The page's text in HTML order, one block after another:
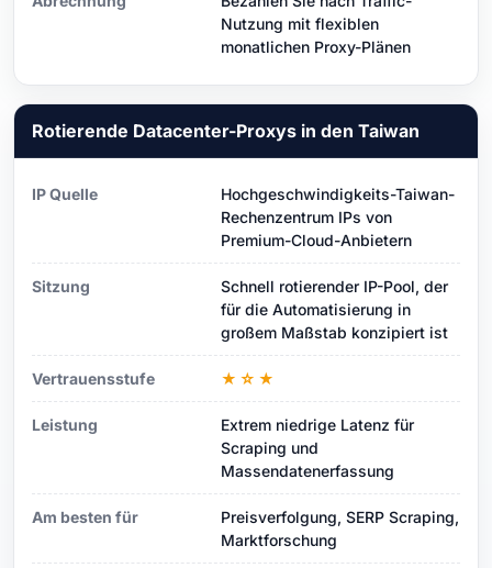
Nutzung mit flexiblen
monatlichen Proxy-Plänen
Rotierende Datacenter-Proxys in den Taiwan
IP Quelle
Hochgeschwindigkeits-Taiwan-
Rechenzentrum IPs von
Premium-Cloud-Anbietern
Sitzung
Schnell rotierender IP-Pool, der
für die Automatisierung in
großem Maßstab konzipiert ist
Vertrauensstufe ★☆★
Leistung
Extrem niedrige Latenz für
Scraping und
Massendatenerfassung
Am besten für
Preisverfolgung, SERP Scraping,
Marktforschung